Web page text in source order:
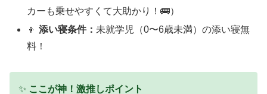
カーも乗せやすくて大助かり！🚌）
👦添い寝条件：未就学児（0〜6歳未満）の添い寝無
料！
✨ ここが神！激推しポイント